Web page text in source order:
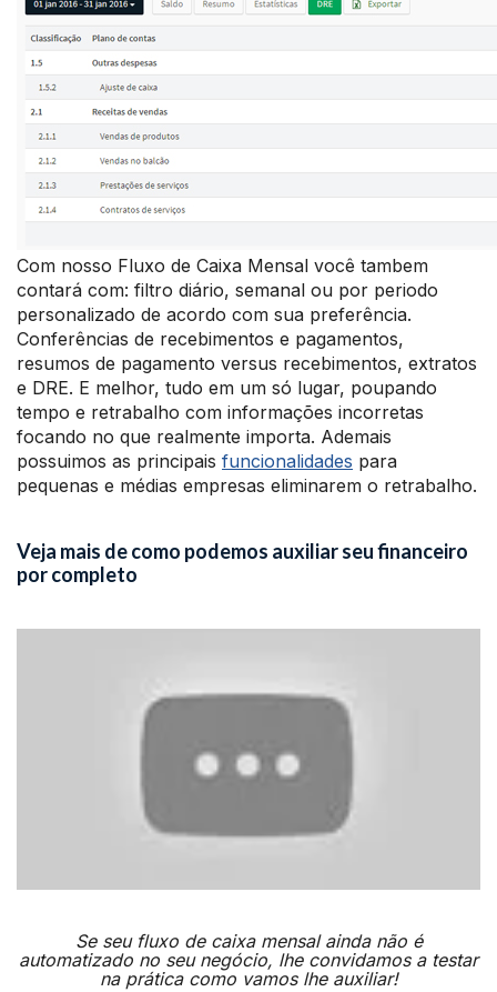
Com nosso Fluxo de Caixa Mensal você tambem
contará com: filtro diário, semanal ou por periodo
personalizado de acordo com sua preferência.
Conferências de recebimentos e pagamentos,
resumos de pagamento versus recebimentos, extratos
e DRE. E melhor, tudo em um só lugar, poupando
tempo e retrabalho com informações incorretas
focando no que realmente importa. Ademais
possuimos as principais funcionalidades para
pequenas e médias empresas eliminarem o retrabalho.
Veja mais de como podemos auxiliar seu financeiro
por completo
Se seu fluxo de caixa mensal ainda não é
automatizado no seu negócio, lhe convidamos a testar
na prática como vamos lhe auxiliar!